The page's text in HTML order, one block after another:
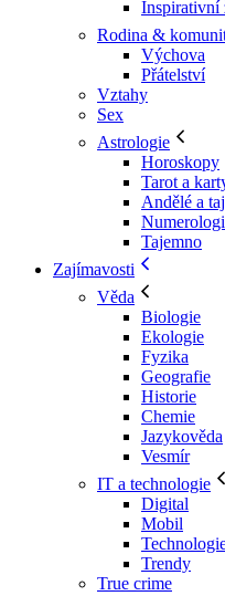
Inspirativní
Rodina &
Výchova
Přátelství
Vztahy
Sex
Astrologie
Horoskopy
Tarot a
Andělé a
Tajemno
Zajímavosti
Věda
Biologie
Ekologie
Fyzika
Geografie
Historie
Chemie
Jazykověda
Vesmír
IT a technologie
Digital
Mobil
Trendy
True crime